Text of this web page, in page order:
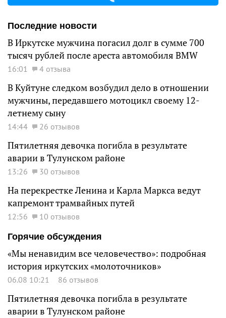
Последние новости
В Иркутске мужчина погасил долг в сумме 700
тысяч рублей после ареста автомобиля BMW
16:01 4 отзыва
В Куйтуне следком возбудил дело в отношении
мужчины, передавшего мотоцикл своему 12-
летнему сыну
14:44 26 отзывов
Пятилетняя девочка погибла в результате
аварии в Тулунском районе
13:26 30 отзывов
На перекрестке Ленина и Карла Маркса ведут
капремонт трамвайных путей
12:56
10 отзывов
Горячие обсуждения
«Мы ненавидим все человечество»: подробная
история иркутских «молоточников»
06.08 10:21 86 отзывов
Пятилетняя девочка погибла в результате
аварии в Тулунском районе